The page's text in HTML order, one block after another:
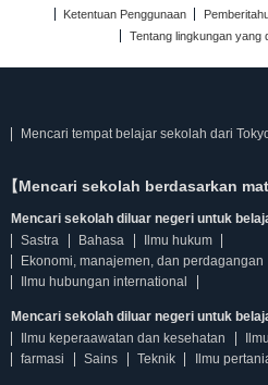
Ketentuan Penggunaan
Tentang lingkungan yang
Mencari tempat belajar sekolah dari
【Mencari sekolah berdasarkan
Mencari sekolah diluar negeri untuk
Sastra
Bahasa
Ilmu hukum
Ekonomi, manajemen, dan perdagangan
Ilmu hubungan international
Mencari sekolah diluar negeri untuk
Ilmu keperaawatan dan kesehatan
farmasi
Sains Teknik Ilmu